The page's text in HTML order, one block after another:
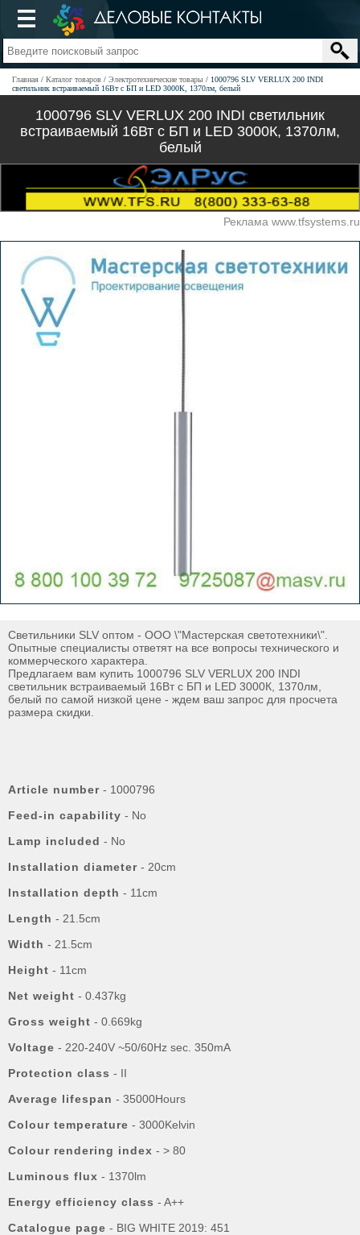
Главная Каталог товаров Электротехнические товары
1000796 SLV VERLUX 200 INDI
светильник встраиваемый 16Вт с БП и LED 3000К, 1370лм, белый
1000796 SLV VERLUX 200 INDI светильник
встраиваемый 16Вт с БП и LED 3000К, 1370лм,
белый
Реклама www.tfsystems.ru
Светильники SLV оптом - ООО \"Мастерская светотехники\".
Опытные специалисты ответят на все вопросы технического и
коммерческого характера.
Предлагаем вам купить 1000796 SLV VERLUX 200 INDI
светильник встраиваемый 16Вт с БП и LED 3000К, 1370лм,
белый по самой низкой цене - ждем ваш запрос для просчета
размера скидки.
Article number - 1000796
Feed-in capability - No
Lamp included - No
Installation diameter - 20cm
Installation depth - 11cm
Length - 21.5cm
Width - 21.5cm
Height - 11cm
Net weight - 0.437kg
Gross weight - 0.669kg
Voltage - 220-240V ~50/60Hz sec. 350mA
Protection class - II
Average lifespan - 35000Hours
Colour temperature - 3000Kelvin
Colour rendering index - > 80
Luminous flux - 1370lm
Energy efficiency class - A++
Catalogue page - BIG WHITE 2019: 451